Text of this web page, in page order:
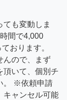
も変動しま
間で4,000
おります。
んので、まず
頂いて、個別チ
。 ※依頼申請
キャンセル可能